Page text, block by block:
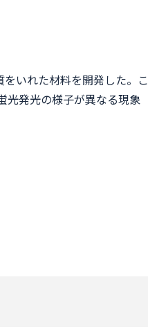
いれた材料を開発した。こ
光発光の様子が異なる現象